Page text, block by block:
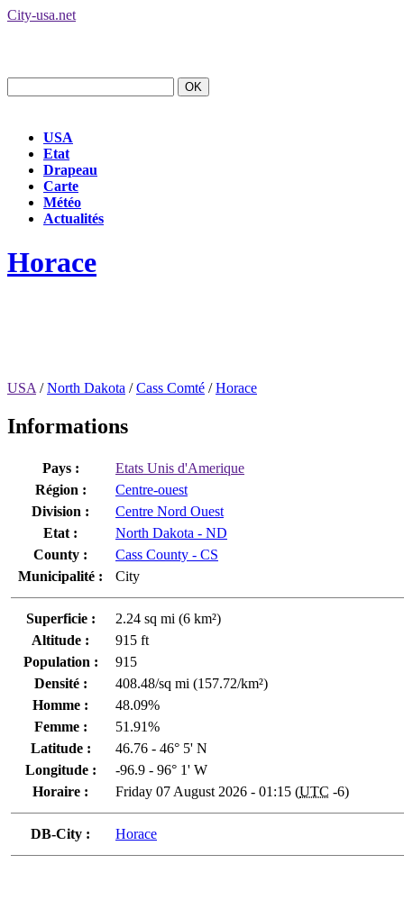
City-usa.net
USA
Etat
Drapeau
Carte
Météo
Actualités
Horace
USA /North Dakota /Cass Comté /Horace
Informations
Pays :
Etats Unis d'Amerique
Région :
Centre-ouest
Division :
Centre Nord Ouest
Etat :
North Dakota - ND
County :
Cass County - CS
Municipalité :
City
Superficie :
2.24 sq mi (6 km²)
Altitude :
915 ft
Population :
915
Densité :
408.48/sq mi (157.72/km²)
Homme :
48.09%
Femme :
51.91%
Latitude :
46.76 - 46° 5' N
Longitude :
-96.9 - 96° 1' W
Horaire :
Friday 07 August 2026 - 01:15 (UTC -6)
DB-City : Horace